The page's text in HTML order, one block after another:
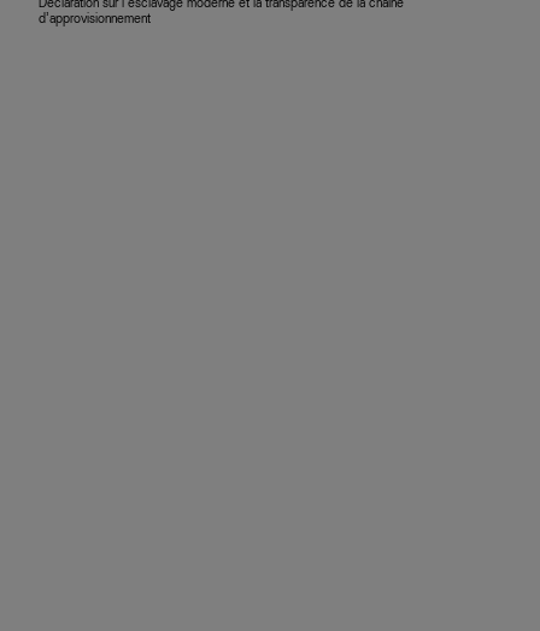
Déclaration sur l’esclavage moderne et la transparence de la chaîne
d’approvisionnement